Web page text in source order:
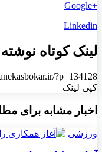
+Google
Linkedin
لینک کوتاه نوشته
?p=134128
کپی لینک
اخبار مشابه برای
ورزشی